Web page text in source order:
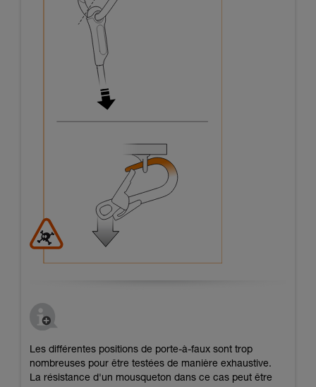
Les différentes positions de porte-à-faux sont trop
nombreuses pour être testées de manière exhaustive.
La résistance d'un mousqueton dans ce cas peut être